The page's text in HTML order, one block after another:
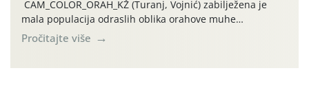
CAM_COLOR_ORAH_KŽ (Turanj, Vojnić) zabilježena je
mala populacija odraslih oblika orahove muhe
(Rhagoletis completa). Niska brojnost može se objasniti
činjenicom da je riječ o mladim nasadima s vrlo malim
Pročitajte više